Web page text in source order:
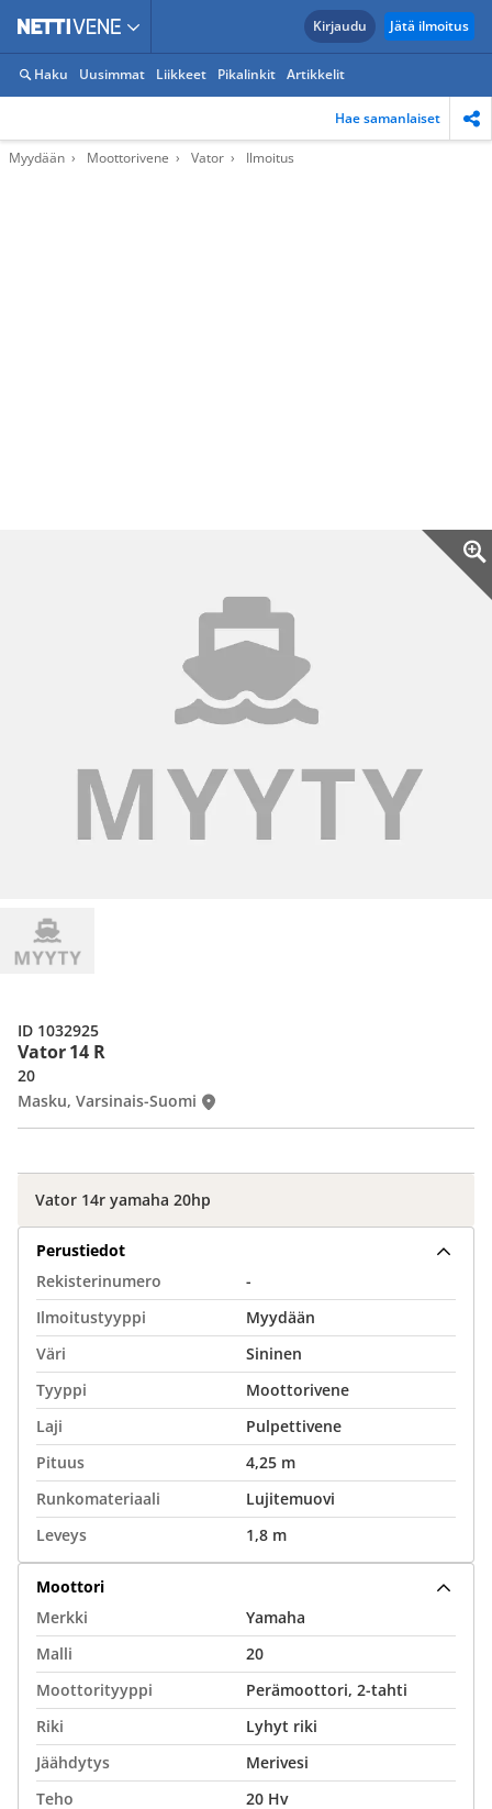
Kirjaudu Jätä ilmoitus
Haku Uusimmat Liikkeet Pikalinkit Artikkelit
Hae samanlaiset
Myydään Moottorivene Vator Ilmoitus
Vator 14 R
20
Masku, Varsinais-Suomi
ID 1032925
Vator 14r yamaha 20hp
Perustiedot
Rekisterinumero
-
Ilmoitustyyppi
Myydään
Väri
Sininen
Tyyppi
Moottorivene
Laji
Pulpettivene
Pituus
4,25 m
Runkomateriaali
Lujitemuovi
Leveys
1,8 m
Moottori
Merkki
Yamaha
Malli
20
Moottorityyppi
Perämoottori, 2-tahti
Riki
Lyhyt riki
Jäähdytys
Merivesi
Teho
20 Hv